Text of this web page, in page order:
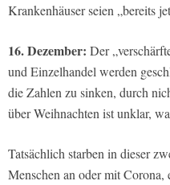
Krankenhäuser seien „bereits
16. Dezember: Der
und Einzelhandel werden
die Zahlen zu sinken, durch
über Weihnachten ist unklar,
Tatsächlich starben in dieser
Menschen an oder mit Corona,